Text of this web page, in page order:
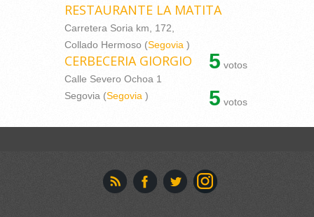
RESTAURANTE LA MATITA
Carretera Soria km, 172,
Collado Hermoso (Segovia )
5 votos
CERBECERIA GIORGIO
Calle Severo Ochoa 1
Segovia (Segovia ) 5 votos